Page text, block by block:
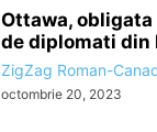
Ottawa,
de diplomati din
ZigZag Roman-
octombrie 20, 2023